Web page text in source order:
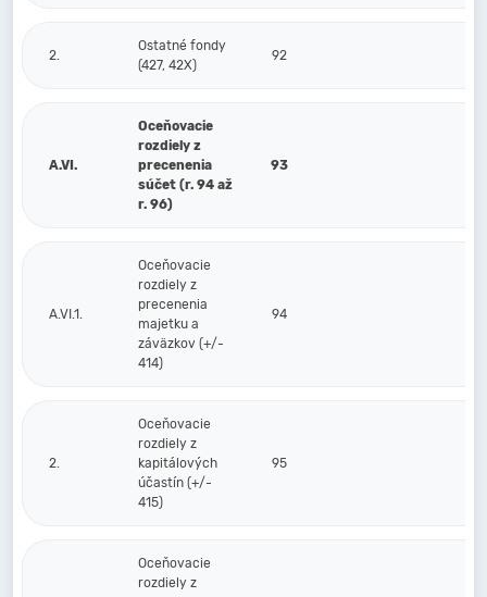
2.
Ostatné fondy
(427, 42X)
92
A.VI.
Oceňovacie
rozdiely z
precenenia
súčet (r. 94 až
r. 96)
93
A.VI.1.
Oceňovacie
rozdiely z
precenenia
majetku a
záväzkov (+/-
414)
94
2.
Oceňovacie
rozdiely z
kapitálových
účastín (+/-
415)
95
Oceňovacie
rozdiely z